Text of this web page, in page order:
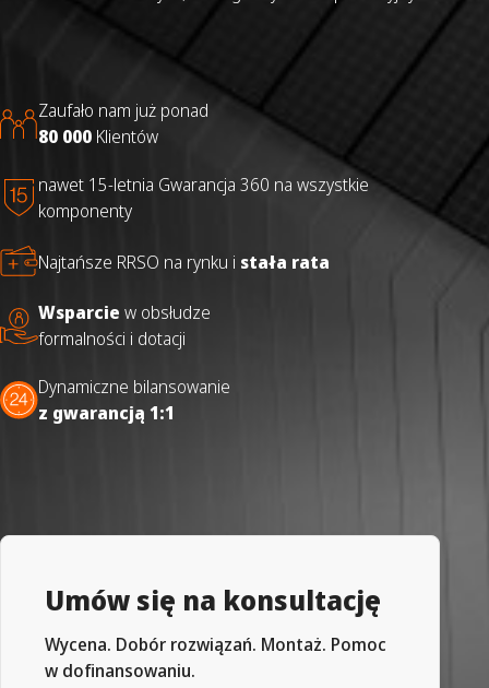
Zaufało nam już ponad
80 000 Klientów
nawet 15-letnia Gwarancja 360 na wszystkie
komponenty
Najtańsze RRSO na rynku i stała rata
Wsparcie w obsłudze
formalności i dotacji
Dynamiczne bilansowanie
z gwarancją 1:1
Umów się na konsultację
Wycena. Dobór rozwiązań. Montaż. Pomoc
w dofinansowaniu.